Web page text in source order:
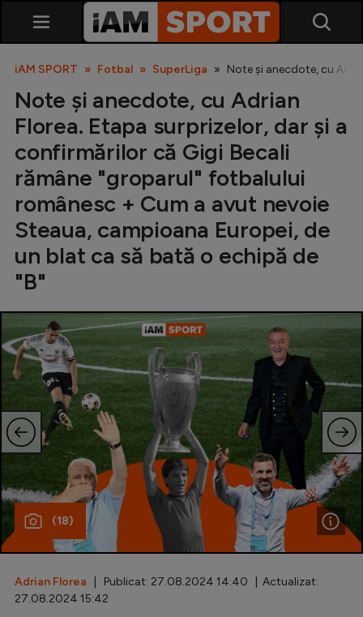
SuperLiga
Liga 2
U21
Fotbal feminin
Special
Diverse
Inedit
Clasamente
Europa League
iAM SPORT Fotbal SuperLiga Note și anecdote, cu
Note și anecdote, cu Adrian
Florea. Etapa surprizelor, dar și a
confirmărilor că Gigi Becali
rămâne "groparul" fotbalului
românesc + Cum a avut nevoie
Steaua, campioana Europei, de
un blat ca să bată o echipă de
"B"
(18)
Adrian Florea | Publicat: 27.08.2024 14:40 | Actualizat:
27.08.2024 15:42